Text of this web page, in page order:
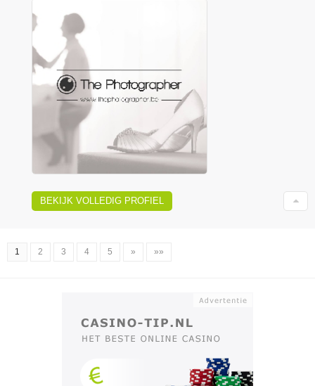
BEKIJK VOLLEDIG PROFIEL
1 2 3 4 5 » »»